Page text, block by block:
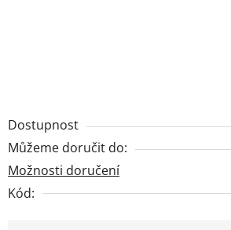
Dostupnost
Můžeme doručit do:
Možnosti doručení
Kód: